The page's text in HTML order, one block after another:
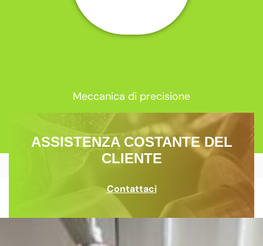
Meccanica di precisione
ASSISTENZA COSTANTE DEL
CLIENTE
Contattaci